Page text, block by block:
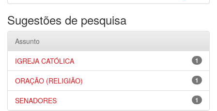
Sugestões de pesquisa
Assunto
1
IGREJA CATÓLICA
1
ORAÇÃO (RELIGIÃO)
1
SENADORES